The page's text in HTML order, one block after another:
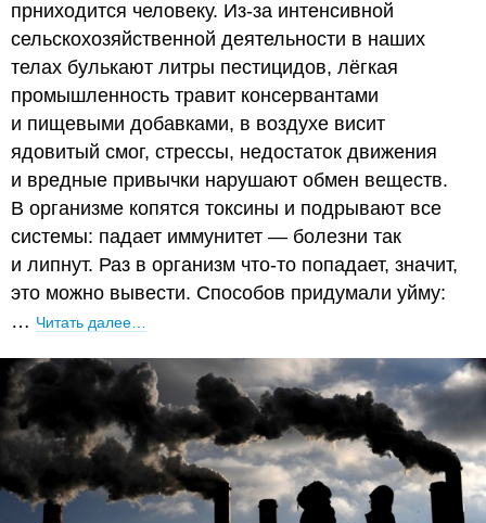
прниходится человеку. Из-за интенсивной
сельскохозяйственной деятельности в наших
телах булькают литры пестицидов, лёгкая
промышленность травит консервантами
и пищевыми добавками, в воздухе висит
ядовитый смог, стрессы, недостаток движения
и вредные привычки нарушают обмен веществ.
В организме копятся токсины и подрывают все
системы: падает иммунитет — болезни так
и липнут. Раз в организм что-то попадает, значит,
это можно вывести. Способов придумали уйму:
… Читать далее…